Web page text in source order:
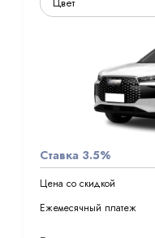
Ставка 3.5%
Цена со скидкой
Ежемесячный платеж